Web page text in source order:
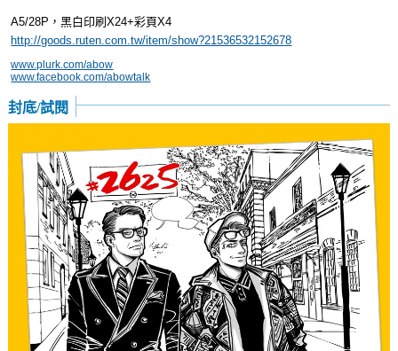
A5/28P，黑白印刷X24+彩頁X4
http://goods.ruten.com.tw/item/show?21536532152678
www.plurk.com/abow
www.facebook.com/abowtalk
封底/試閱